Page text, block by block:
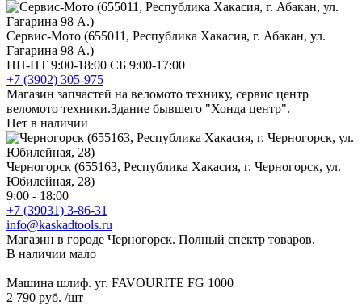
Сервис-Мото (655011, Республика Хакасия, г. Абакан, ул.
Гагарина 98 А.)
ПН-ПТ 9:00-18:00 СБ 9:00-17:00
+7 (3902) 305-975
Магазин запчастей на веломото технику, сервис центр
веломото техники.Здание бывшего "Хонда центр".
Нет в наличии
Черногорск (655163, Республика Хакасия, г. Черногорск, ул.
Юбилейная, 28)
9:00 - 18:00
+7 (39031) 3-86-31
info@kaskadtools.ru
Магазин в городе Черногорск. Полный спектр товаров.
В наличии мало
Машина шлиф. уг. FAVOURITE FG 1000
2 790 руб. /шт